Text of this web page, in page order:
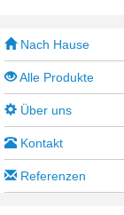
Nach Hause
Alle Produkte
Über uns
Kontakt
Referenzen